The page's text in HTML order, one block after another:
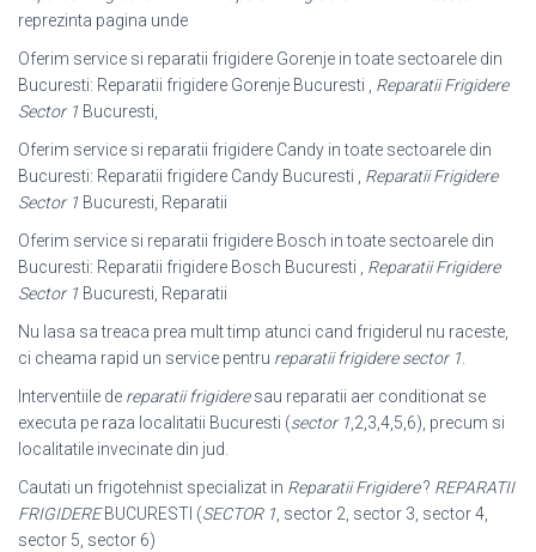
reprezinta pagina unde
Oferim service si reparatii frigidere Gorenje in toate sectoarele din
Bucuresti: Reparatii frigidere Gorenje Bucuresti , Reparatii Frigidere
Sector 1 Bucuresti,
Oferim service si reparatii frigidere Candy in toate sectoarele din
Bucuresti: Reparatii frigidere Candy Bucuresti , Reparatii Frigidere
Sector 1 Bucuresti, Reparatii
Oferim service si reparatii frigidere Bosch in toate sectoarele din
Bucuresti: Reparatii frigidere Bosch Bucuresti , Reparatii Frigidere
Sector 1 Bucuresti, Reparatii
Nu lasa sa treaca prea mult timp atunci cand frigiderul nu raceste,
ci cheama rapid un service pentru reparatii frigidere sector 1.
Interventiile de reparatii frigideresau reparatii aer conditionat se
executa pe raza localitatii Bucuresti (sector 1,2,3,4,5,6), precum si
localitatile invecinate din jud.
Cautati un frigotehnist specializat in Reparatii Frigidere? REPARATII
FRIGIDEREBUCURESTI (SECTOR 1, sector 2, sector 3, sector 4,
sector 5, sector 6)